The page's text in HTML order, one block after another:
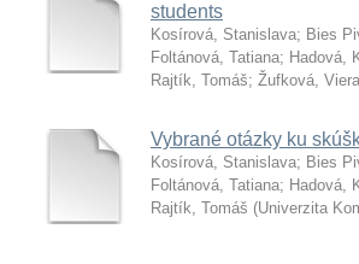
students
Kosírová, Stanislava; Bies
Foltánová, Tatiana; Hadová,
Rajtík, Tomáš; Žufková, Viera
Vybrané otázky ku
Kosírová, Stanislava; Bies
Foltánová, Tatiana; Hadová,
Rajtík, Tomáš (Univerzita